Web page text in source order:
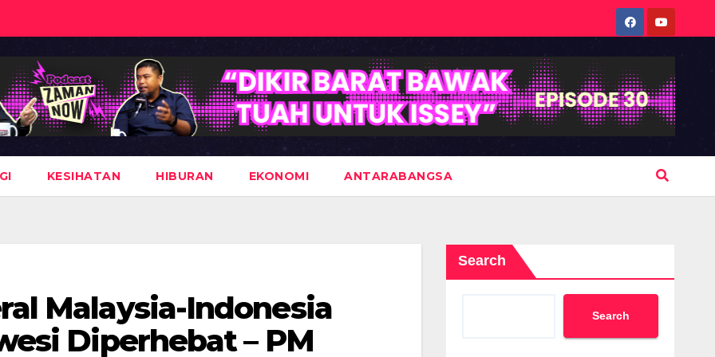
KESIHATAN HIBURAN EKONOMI ANTARABANGSA
Malaysia-Indonesia
Diperhebat – PM
Search
Search